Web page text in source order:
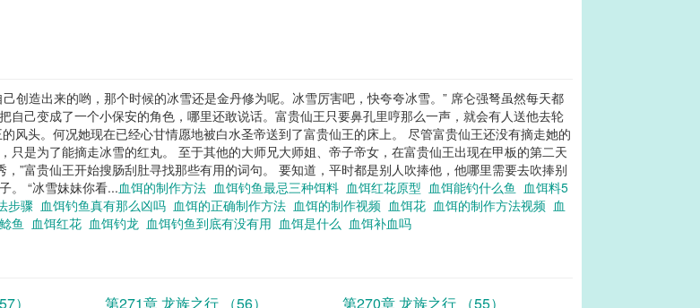
创造出来的哟，那个时候的冰雪还是金丹修为呢。冰雪厉害吧，快夸夸冰雪。” 席仑强弩虽然每天都
己变成了一个小保安的角色，哪里还敢说话。富贵仙王只要鼻孔里哼那么一声，就会有人送他去轮
风头。何况她现在已经心甘情愿地被白水圣帝送到了富贵仙王的床上。 尽管富贵仙王还没有摘走她的
是为了能摘走冰雪的红丸。 至于其他的大师兄大师姐、帝子帝女，在富贵仙王出现在甲板的第二天
”富贵仙王开始搜肠刮肚寻找那些有用的词句。 要知道，平时都是别人吹捧他，他哪里需要去吹捧别
。 “冰雪妹妹你看...血饵的制作方法 血饵钓鱼最忌三种饵料 血饵红花原型 血饵能钓什么鱼 血饵料5
步骤 血饵钓鱼真有那么凶吗 血饵的正确制作方法 血饵的制作视频 血饵花 血饵的制作方法视频 血
鱼 血饵红花 血饵钓龙 血饵钓鱼到底有没有用 血饵是什么 血饵补血吗
） 第271章 龙族之行 （56） 第270章 龙族之行 （55）